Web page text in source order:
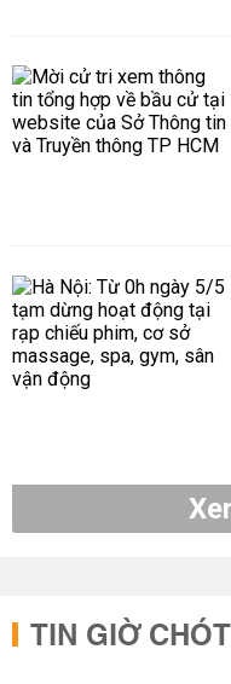
TIN GIỜ CHÓT